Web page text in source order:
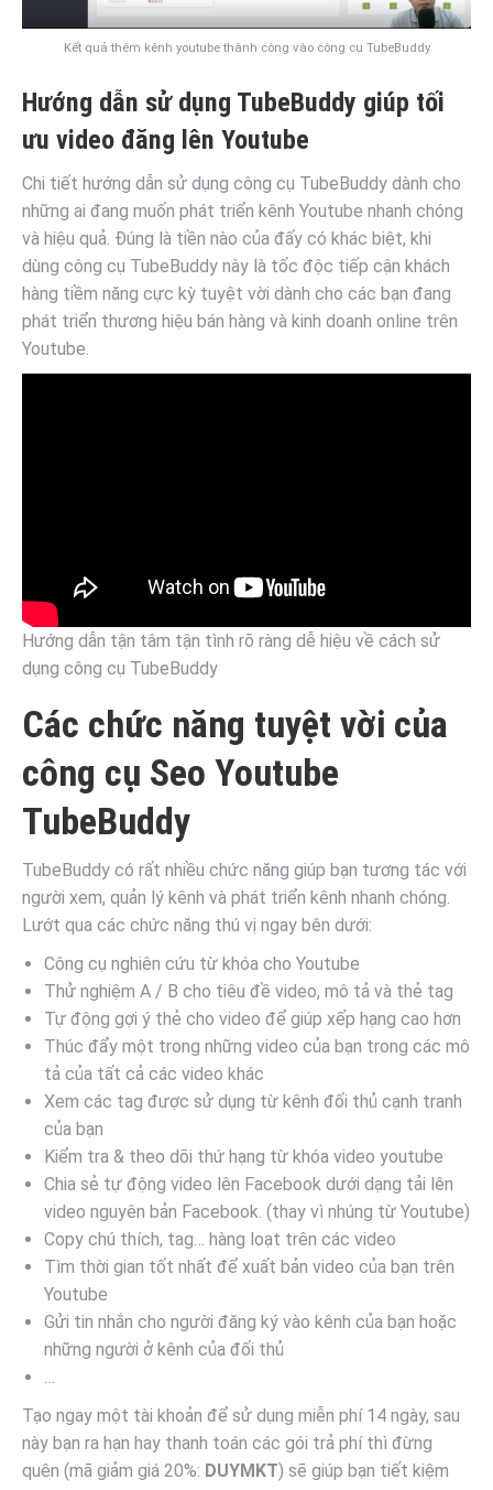
Kết quả thêm kênh youtube thành công vào công cụ TubeBuddy
Hướng dẫn sử dụng TubeBuddy giúp tối
ưu video đăng lên Youtube
Chi tiết hướng dẫn sử dụng công cụ TubeBuddy dành cho
những ai đang muốn phát triển kênh Youtube nhanh chóng
và hiệu quả. Đúng là tiền nào của đấy có khác biệt, khi
dùng công cụ TubeBuddy này là tốc độc tiếp cận khách
hàng tiềm năng cực kỳ tuyệt vời dành cho các bạn đang
phát triển thương hiệu bán hàng và kinh doanh online trên
Youtube.
Hướng dẫn tận tâm tận tình rõ ràng dễ hiệu về cách sử
dụng công cụ TubeBuddy
Các chức năng tuyệt vời của
công cụ Seo Youtube
TubeBuddy
TubeBuddy có rất nhiều chức năng giúp bạn tương tác với
người xem, quản lý kênh và phát triển kênh nhanh chóng.
Lướt qua các chức năng thú vị ngay bên dưới:
Công cụ nghiên cứu từ khóa cho Youtube
Thử nghiệm A / B cho tiêu đề video, mô tả và thẻ tag
Tự động gợi ý thẻ cho video để giúp xếp hạng cao hơn
Thúc đẩy một trong những video của bạn trong các mô
tả của tất cả các video khác
Xem các tag được sử dụng từ kênh đối thủ cạnh tranh
của bạn
Kiểm tra & theo dõi thứ hạng từ khóa video youtube
Chia sẻ tự động video lên Facebook dưới dạng tải lên
video nguyên bản Facebook. (thay vì nhúng từ Youtube)
Copy chú thích, tag… hàng loạt trên các video
Tìm thời gian tốt nhất để xuất bản video của bạn trên
Youtube
Gửi tin nhắn cho người đăng ký vào kênh của bạn hoặc
những người ở kênh của đối thủ
Tạo ngay một tài khoản để sử dụng miễn phí 14 ngày, sau
này bạn ra hạn hay thanh toán các gói trả phí thì đừng
quên (mã giảm giá 20%: DUYMKT) sẽ giúp bạn tiết kiệm